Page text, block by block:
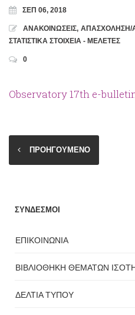
ΣΕΠ 06, 2018
ΑΝΑΚΟΙΝΩΣΕΙΣ, ΑΠΑΣΧΟΛΗΣΗ/
ΣΤΑΤΙΣΤΙΚΑ ΣΤΟΙΧΕΙΑ - ΜΕΛΕΤΕΣ
0
Observatory 17th e-
ΠΡΟΗΓΟΥΜΕΝΟ
ΣΥΝΔΕΣΜΟΙ
ΕΠΙΚΟΙΝΩΝΙΑ
ΒΙΒΛΙΟΘΗΚΗ ΘΕΜΑΤΩΝ
ΔΕΛΤΙΑ ΤΥΠΟΥ